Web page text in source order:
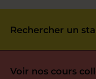
Rechercher un
Voir nos cours